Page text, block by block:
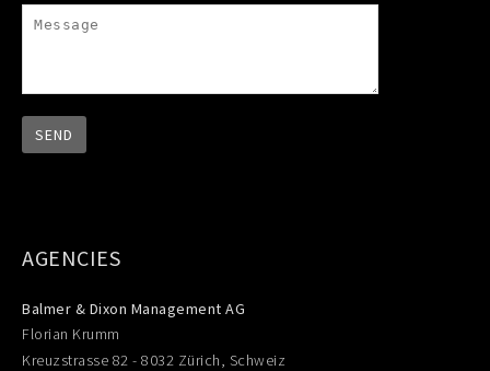
AGENCIES
Balmer & Dixon Management AG
Florian Krumm
Kreuzstrasse 82 - 8032 Zürich, Schweiz